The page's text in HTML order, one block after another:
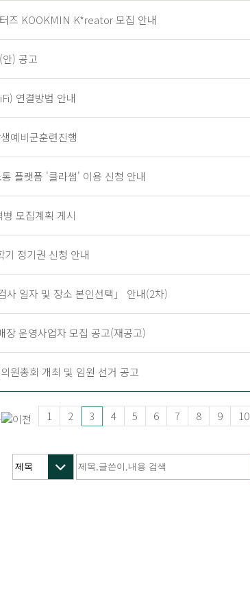
즈 KOOKMIN K*reator 모집 안내
) 공고
연결방법 안내
예비군훈련진행
플랫폼 '클라썸' 이용 신청 안내
모집계획 게시
정기권 신청 안내
사 일자 및 장소 본인선택」 안내(2차)
장 운영사업자 모집 공고(재공고)
원총회 개최 및 임원 선거 공고
1 2 3 4 5 6 7 8 9 10